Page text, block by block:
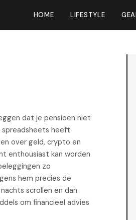
HOME LIFESTYLE
dat je pensioen niet
spreadsheets heeft
over geld, crypto en
enthousiast kan worden
zo
hem precies de
scrollen en dan
om financieel advies